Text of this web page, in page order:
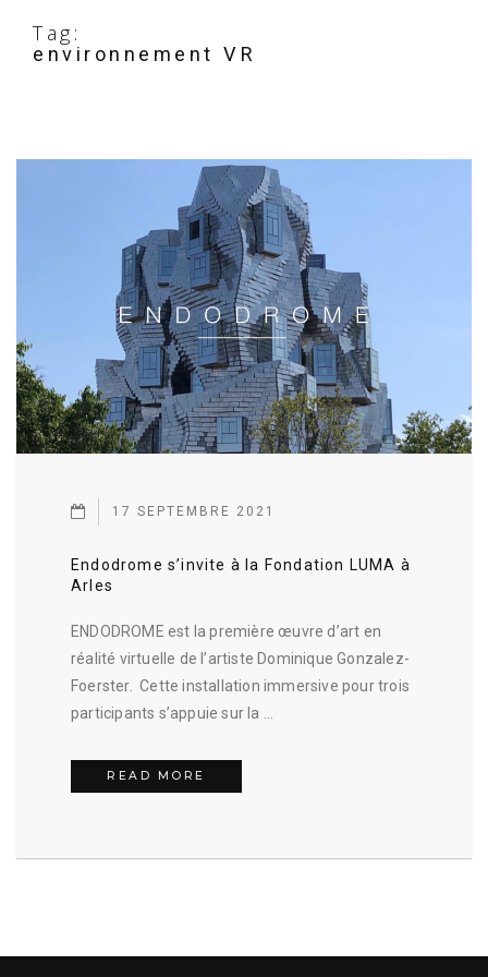
Tag:
environnement VR
17 SEPTEMBRE 2021
Endodrome s’invite à la Fondation LUMA à
Arles
ENDODROME est la première œuvre d’art en
réalité virtuelle de l’artiste Dominique Gonzalez-
Foerster. Cette installation immersive pour trois
participants s’appuie sur la …
READ MORE